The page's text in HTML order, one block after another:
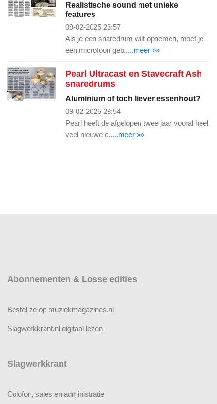
Realistische sound met unieke
features
09-02-2025 23:57
Als je een snaredrum wilt opnemen, moet je
een microfoon geb.....meer »»
Pearl Ultracast en Stavecraft Ash
snaredrums
Aluminium of toch liever essenhout?
09-02-2025 23:54
Pearl heeft de afgelopen twee jaar vooral heel
veel nieuwe d.....meer »»
Abonnementen & Losse edities
Bestel ze op muziekmagazines.nl
Slagwerkkrant.nl digitaal lezen
Slagwerkkrant
Colofon, sales en administratie